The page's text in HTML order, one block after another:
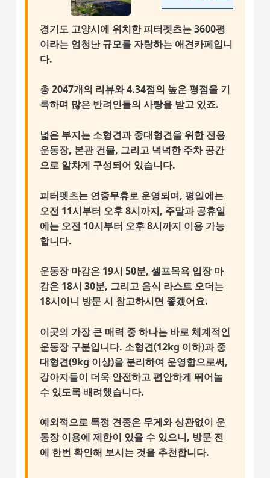
경기도 고양시에 위치한 피터펫츠는3600평
이라는 엄청난 규모를 자랑하는 애견카페입니
다.
총 2047개의 리뷰와 4.34점의 높은 평점을 기
록하며 많은 반려인들의 사랑을 받고 있죠.
넓은 부지는 소형견과 중대형견을 위한전용
운동장, 본관 건물, 그리고 넉넉한 주차 공간
으로 알차게 구성되어 있습니다.
피터펫츠는 연중무휴로 운영되며, 평일에는
오전 11시부터 오후 8시까지, 주말과 공휴일
에는 오전 10시부터 오후 8시까지 이용 가능
합니다.
운동장 마감은 19시 50분, 셀프목욕 입장 마
감은 18시 30분, 그리고 음식 라스트 오더는
18시이니 방문 시 참고하시면 좋겠어요.
이곳의 가장 큰 매력 중 하나는 바로체계적인
운동장 구분입니다. 소형견(12kg 이하)과 중
대형견(9kg 이상)을 분리하여 운영함으로써,
강아지들이 더욱 안전하고 편안하게 뛰어놀
수 있도록 배려했습니다.
예외적으로 특정 견종은 무게와 상관없이 운
동장 이용에 제한이 있을 수 있으니, 방문 전
에 한번 확인해 보시는 것을 추천합니다.